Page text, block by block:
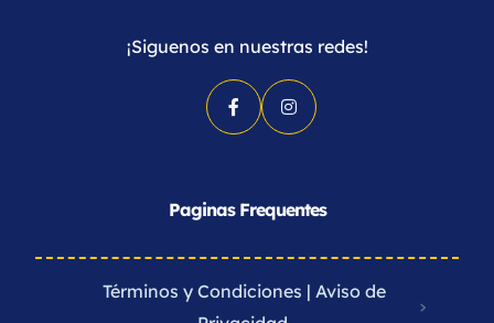
¡Siguenos en nuestras redes!
Paginas Frequentes
Términos y Condiciones | Aviso de